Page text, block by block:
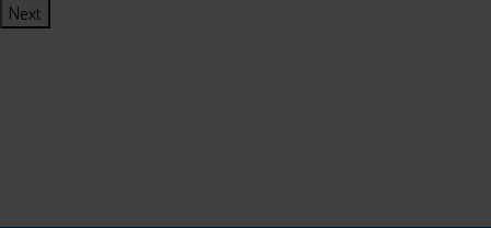
Next